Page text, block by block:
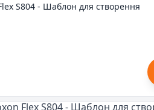
S804 - Шаблон для створення